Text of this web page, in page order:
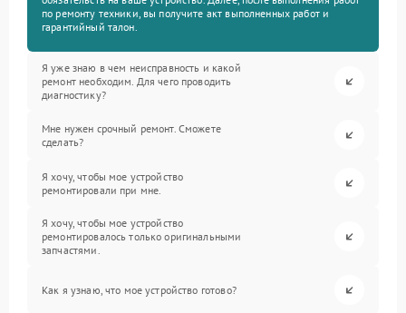
по ремонту техники, вы получите акт выполненных работ и
гарантийный талон.
Я уже знаю в чем неисправность и какой
ремонт необходим. Для чего проводить
диагностику?
Мне нужен срочный ремонт. Сможете
сделать?
Я хочу, чтобы мое устройство
ремонтировали при мне.
Я хочу, чтобы мое устройство
ремонтировалось только оригинальными
запчастями.
Как я узнаю, что мое устройство готово?